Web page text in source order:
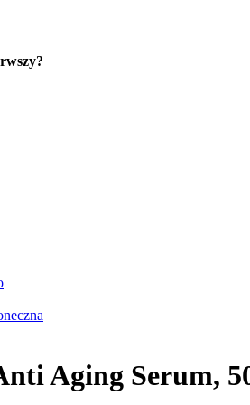
Aging Serum,